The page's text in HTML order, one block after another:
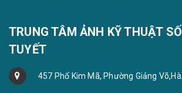
TRUNG TÂM ẢNH KỸ THUẬT
TUYẾT
457 Phố Kim Mã, Phường Giảng Võ,Hà